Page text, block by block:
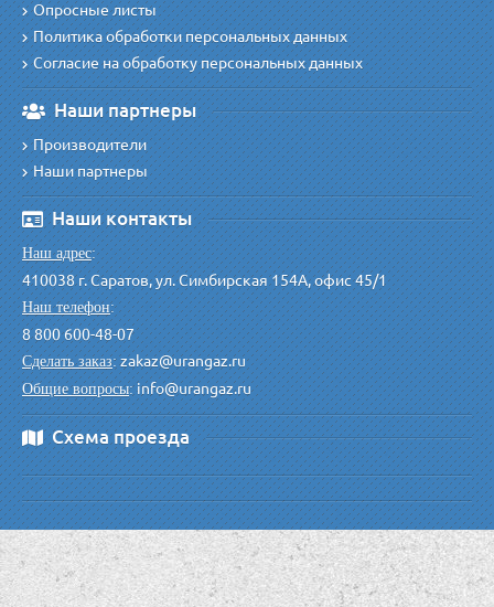
Опросные листы
Политика обработки персональных данных
Согласие на обработку персональных данных
Наши партнеры
Производители
Наши партнеры
Наши контакты
Наш адрес:
410038 г. Саратов, ул. Симбирская 154А, офис 45/1
Наш телефон:
8 800 600-48-07
Сделать заказ:zakaz@urangaz.ru
Общие вопросы:info@urangaz.ru
Схема проезда